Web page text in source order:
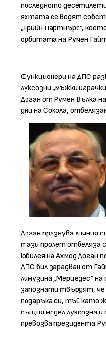
последното
яхтата се водят
„Грийн Партнърс“,
орбитата на Румен
Функционери на ДПС
луксозни „мъжки
Доган от Румен Вълка
дни на Сокола,
Доган празнува личния
тази пролет отбеляза
юбилея на Ахмед Доган
ДПС бил зарадван от
лимузина „Мерцедес“
запознати твърдят, че
подаръка си, тъй като
същия модел луксозна и
превозва президента